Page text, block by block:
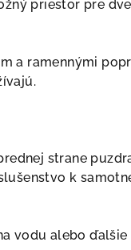
priestor pre
a ramennými
strane
k
vodu alebo ďalšie